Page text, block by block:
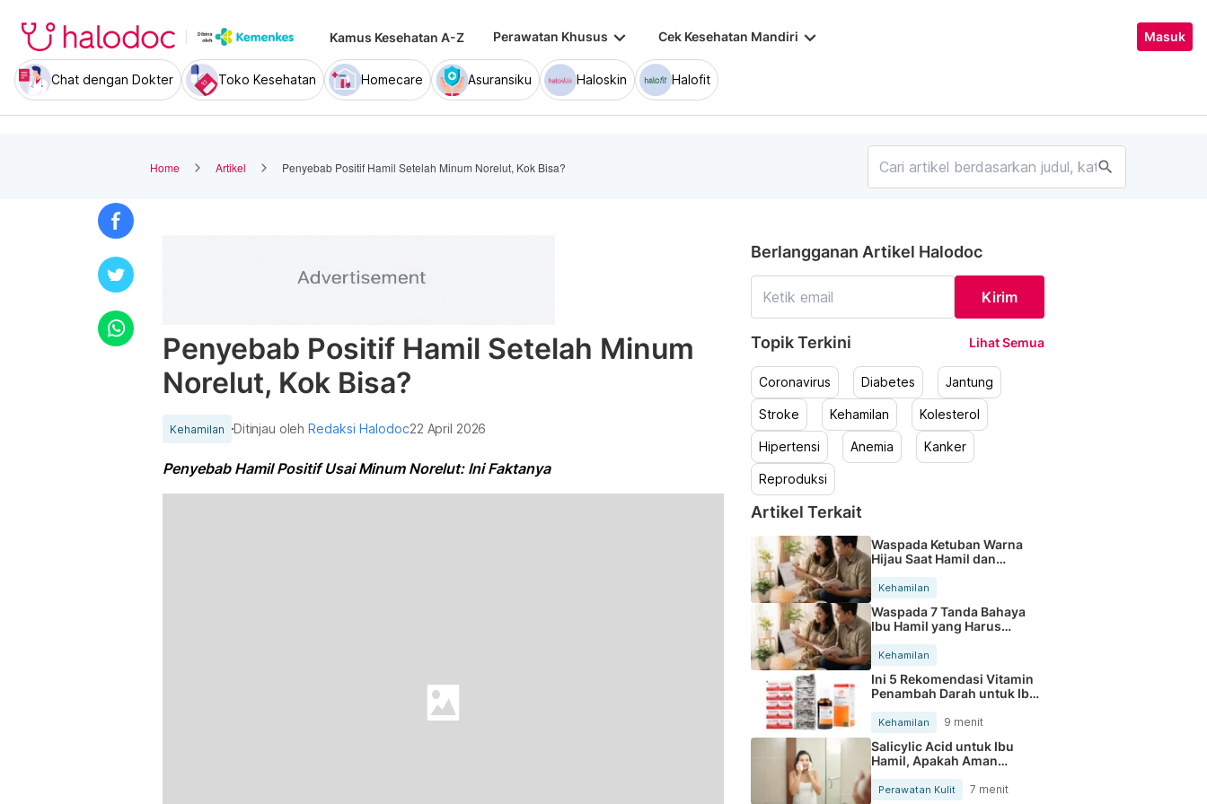
Kamus Kesehatan A-Z Perawatan Khusus keyboard_arrow_down Cek Kesehatan Mandiri keyboard_arrow_down Masuk
Chat dengan Dokter Toko Kesehatan Homecare Asuransiku Haloskin Halofit
Home Artikel Penyebab Positif Hamil Setelah Minum Norelut, Kok Bisa? search
Penyebab Positif Hamil Setelah Minum
Norelut, Kok Bisa?
Kehamilan Ditinjau olehRedaksi Halodoc22 April 2026
Penyebab Hamil Positif Usai Minum Norelut: Ini Faktanya
Berlangganan Artikel Halodoc
Kirim
Topik Terkini Lihat Semua
Coronavirus Diabetes Jantung
Stroke Kehamilan Kolesterol
Hipertensi Anemia Kanker
Reproduksi
Artikel Terkait
Waspada Ketuban Warna
Hijau Saat Hamil dan
Kehamilan
Waspada 7 Tanda Bahaya
Ibu Hamil yang Harus
Kehamilan
Ini 5 Rekomendasi Vitamin
Penambah Darah untuk Ibu
Kehamilan 9 menit
Salicylic Acid untuk Ibu
Hamil, Apakah Aman
Digunakan?
Perawatan Kulit 7 menit